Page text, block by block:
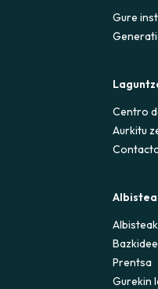
Gure
Centro
Aurkitu
Albisteak
Prentsa
Gurekin